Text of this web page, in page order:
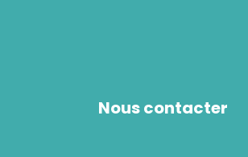
Nous contacter